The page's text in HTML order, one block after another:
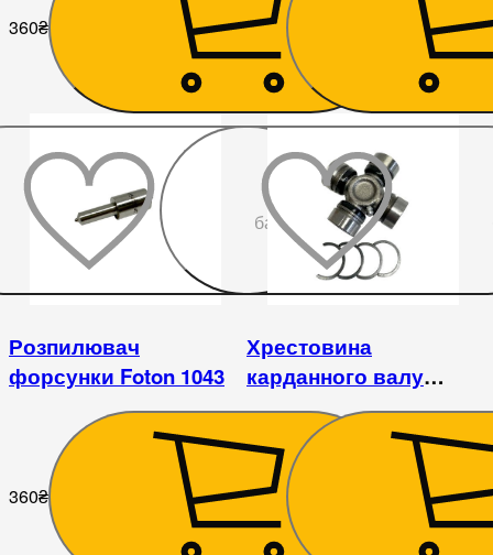
360₴ 360₴
бажаного
Розпилювач
форсунки Foton 1043
360₴
Хрестовина
карданного валу
(Фотон) FOTON 1043
405₴